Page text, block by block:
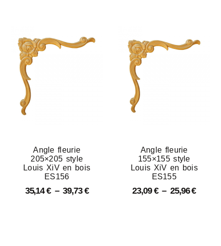
Angle fleurie
205×205 style
Louis XiV en bois
ES156
35,14€ – 39,73€
Angle fleurie
155×155 style
Louis XiV en bois
ES155
23,09€ – 25,96€